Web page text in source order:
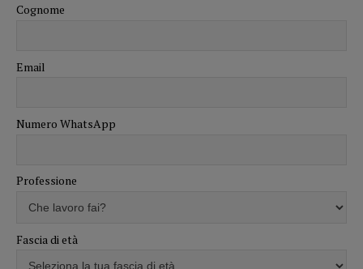
Cognome
Email
Numero WhatsApp
Professione
Fascia di età